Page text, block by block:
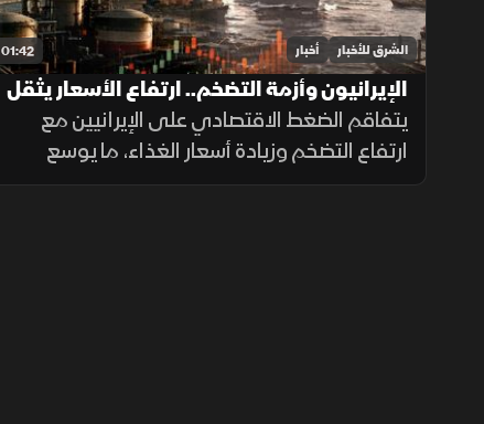
01:42 الشرق للأخبار أخبار
الإيرانيون وأزمة التضخم.. ارتفاع الأسعار يثقل
كاهل الأسر
يتفاقم الضغط الاقتصادي على الإيرانيين مع
ارتفاع التضخم وزيادة أسعار الغذاء، ما يوسع
الفجوة بين الشرائح الاجتماعية ويدفع الأسر إلى